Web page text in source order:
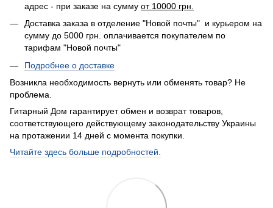
адрес - при заказе на сумму от 10000 грн.
Доставка заказа в отделение "Новой почты" и курьером на
сумму до 5000 грн. оплачивается покупателем по
тарифам "Новой почты"
Подробнее о доставке
Возникла необходимость вернуть или обменять товар? Не
проблема.
Гитарный Дом гарантирует обмен и возврат товаров,
соответствующего действующему законодательству Украины
на протажении 14 дней с момента покупки.
Читайте здесь больше подробностей.